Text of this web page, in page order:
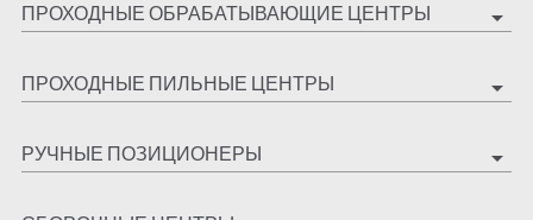
ПРОХОДНЫЕ ОБРАБАТЫВАЮЩИЕ ЦЕНТРЫ arrow_drop_down
ПРОХОДНЫЕ ПИЛЬНЫЕ ЦЕНТРЫ arrow_drop_down
РУЧНЫЕ ПОЗИЦИОНЕРЫ arrow_drop_down